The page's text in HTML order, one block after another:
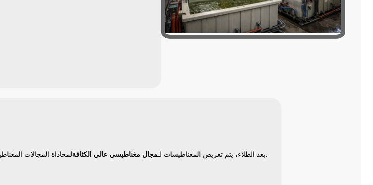
بعد الطلاء، يتم تعريض المغناطيسات لـمجال مغناطيسي عالي الكثافة
لمحاذاة المجالات المغناطيسية الداخلية بشكل دائم.